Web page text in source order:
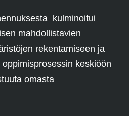
kulminoitui
mahdollistavien
rekentamiseen ja
keskiöön
omasta